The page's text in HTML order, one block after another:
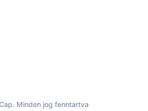
Minden jog fenntartva